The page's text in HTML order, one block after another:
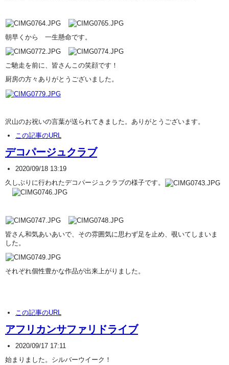
朝早くから 一生懸命です。
ご馳走を前に、皆さんこの笑顔です！
厨房の方々ありがとうございました。
沢山のお祝いの言葉が送られてきました。ありがとうございます。
この記事のURL
デコパージュクラブ
2020/09/18 13:19
久しぶりに行われたデコパージュクラブの様子です。
皆さん和気あいあいで、その雰囲気に思わず足を止め、覗いてしまいま
した。
それぞれ個性豊かな作品が出来上がりました。
この記事のURL
アフリカンサファリドライブ
2020/09/17 17:11
始まりました。シルバーウイーク！